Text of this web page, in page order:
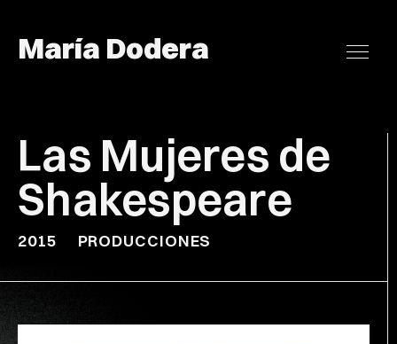
María Dodera
Las Mujeres de
Shakespeare
2015 PRODUCCIONES